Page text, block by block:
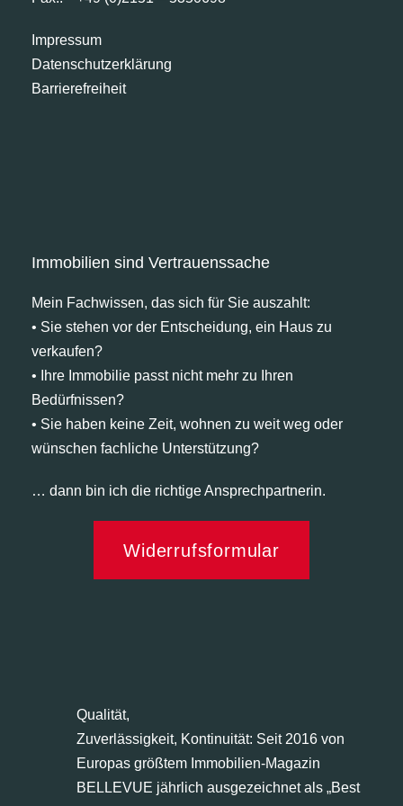
LIEBE KAUFINTERESSENTEN: Wenn Sie uns
Impressum
Datenschutzerklärung
Barrierefreiheit
Immobilien sind Vertrauenssache
Mein Fachwissen, das sich für Sie auszahlt:
• Sie stehen vor der Entscheidung, ein Haus zu
verkaufen?
• Ihre Immobilie passt nicht mehr zu Ihren
Bedürfnissen?
• Sie haben keine Zeit, wohnen zu weit weg oder
wünschen fachliche Unterstützung?
… dann bin ich die richtige Ansprechpartnerin.
Widerrufsformular
Qualität,
Zuverlässigkeit, Kontinuität: Seit 2016 von
Europas größtem Immobilien-Magazin
BELLEVUE jährlich ausgezeichnet als „Best